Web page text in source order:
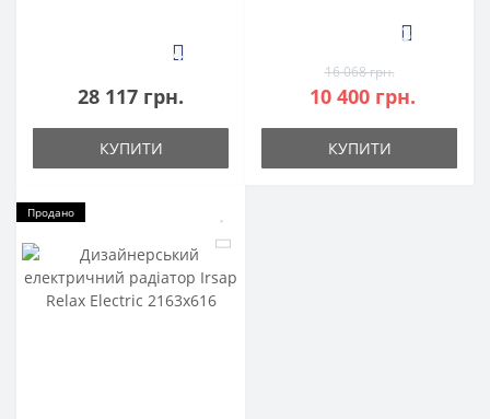
4
28 117 грн.
КУПИТИ
3
16 068 грн.
10 400 грн.
КУПИТИ
Продано